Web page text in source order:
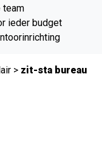
team
ieder budget
> zit-sta bureau